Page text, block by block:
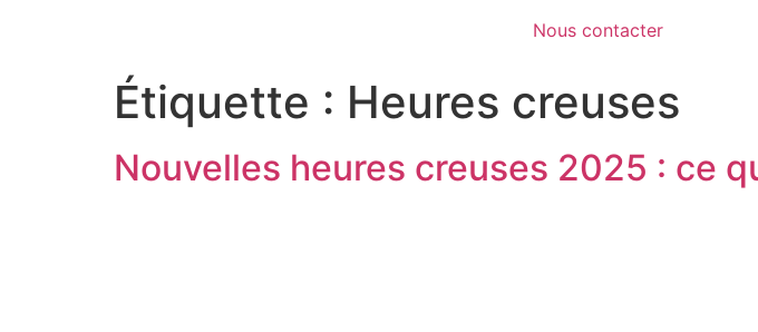
Nous contacter
Étiquette : Heures creuses
Nouvelles heures creuses 2025 : ce